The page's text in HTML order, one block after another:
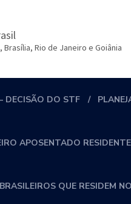
Rio de Janeiro e Goiânia
DECISÃO DO STF
APOSENTADO
QUE RESIDEM